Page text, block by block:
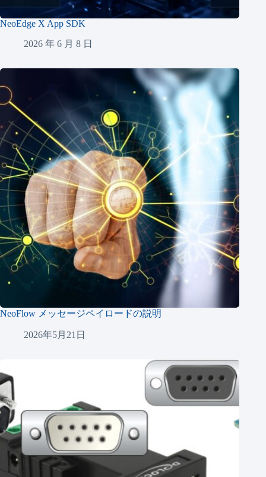
NeoEdge X App SDK
2026 年 6 月 8 日
NeoFlow メッセージペイロードの説明
2026年5月21日